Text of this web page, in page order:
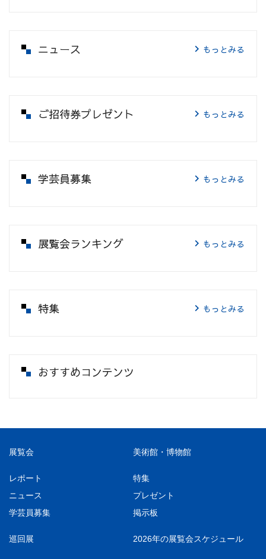
ニュース もっとみる
ご招待券プレゼント もっとみる
学芸員募集 もっとみる
展覧会ランキング もっとみる
特集 もっとみる
おすすめコンテンツ
展覧会 美術館・博物館
レポート
特集
ニュース
プレゼント
学芸員募集
掲示板
巡回展 2026年の展覧会スケジュール